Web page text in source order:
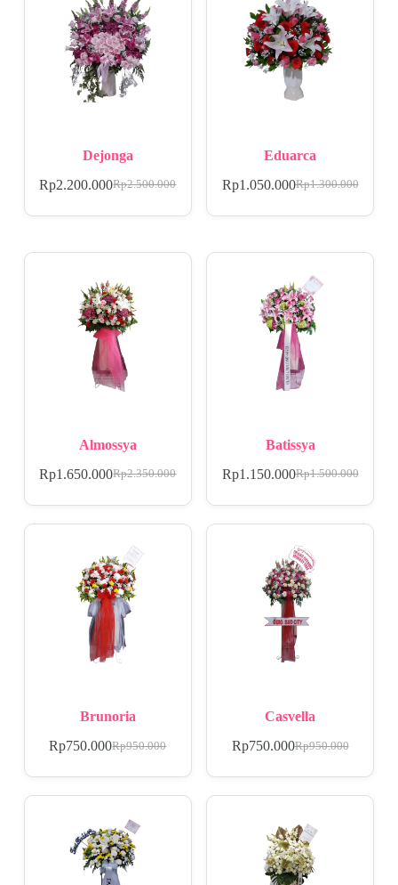
Dejonga
Rp2.500.000
Rp2.200.000
Eduarca
Rp1.300.000
Rp1.050.000
Almossya
Rp2.350.000
Rp1.650.000
Batissya
Rp1.500.000
Rp1.150.000
Brunoria
Rp950.000
Rp750.000
Casvella
Rp950.000
Rp750.000